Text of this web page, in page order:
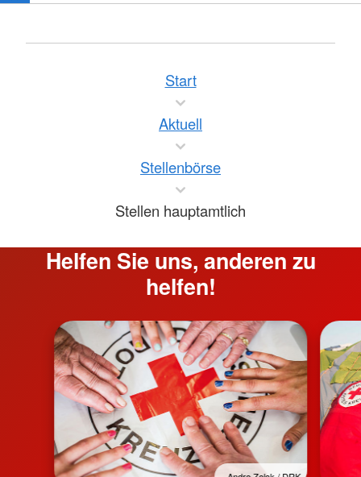
Start
Aktuell
Stellenbörse
Stellen hauptamtlich
Helfen Sie uns, anderen zu
helfen!